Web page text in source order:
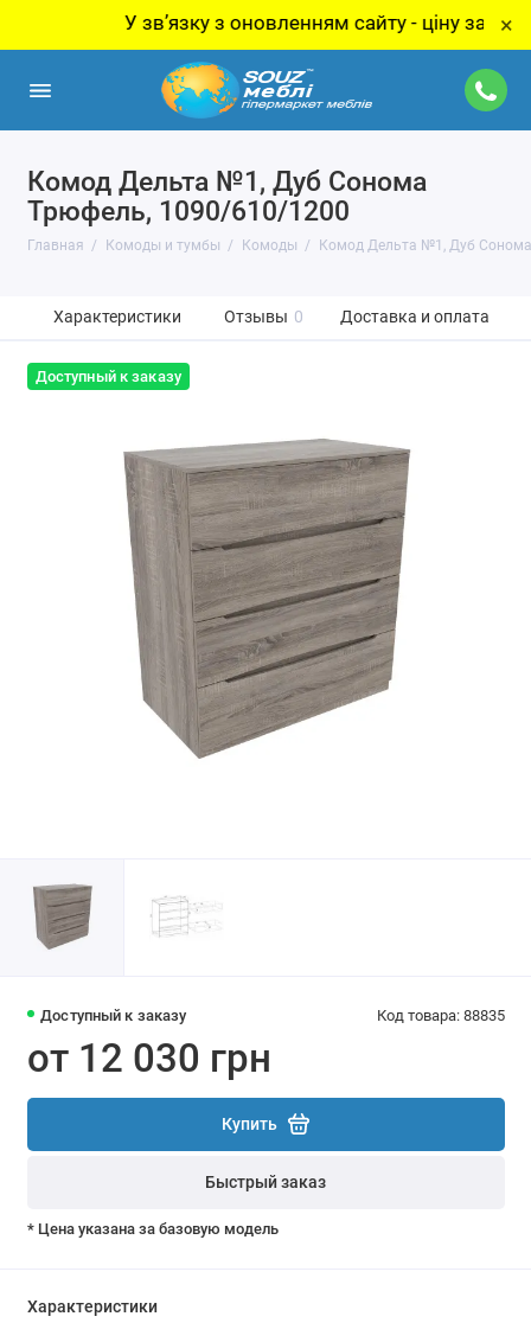
У звʼязку з оновленням сайту - ціну за товар×
Комод Дельта №1, Дуб Сонома
Трюфель, 1090/610/1200
Главная Комоды и тумбы Комоды Комод Дельта №1, Дуб
Характеристики Отзывы 0 Доставка и оплата
Доступный к заказу
Доступный к заказу Код товара: 88835
от 12 030 грн
Купить
Быстрый заказ
* Цена указана за базовую модель
Характеристики